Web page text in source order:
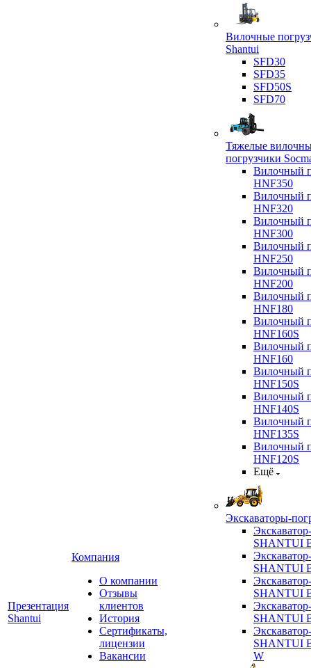
Презентация
Shantui
Компания
О компании
Отзывы
клиентов
История
Сертификаты,
лицензии
Вакансии
Вилочные
Shantui
SFD30
SFD35
SFD50S
SFD70
Тяжелые
погрузчики
Вилочный
HNF350
Вилочный
HNF320
Вилочный
HNF300
Вилочный
HNF250
Вилочный
HNF200
Вилочный
HNF180
Вилочный
HNF160S
Вилочный
HNF160
Вилочный
HNF150S
Вилочный
HNF140S
Вилочный
HNF135S
Вилочный
HNF120S
Ещё
Экскаваторы-
SHANTUI
SHANTUI
SHANTUI
SHANTUI
SHANTUI
W